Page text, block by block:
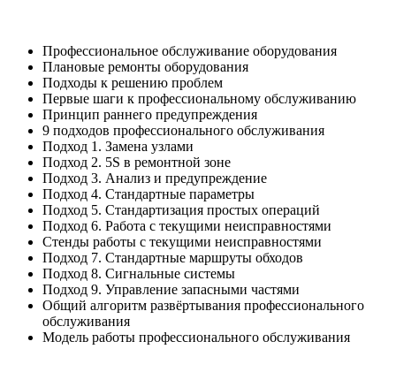
Профессиональное обслуживание оборудования
Плановые ремонты оборудования
Подходы к решению проблем
Первые шаги к профессиональному обслуживанию
Принцип раннего предупреждения
9 подходов профессионального обслуживания
Подход 1. Замена узлами
Подход 2. 5S в ремонтной зоне
Подход 3. Анализ и предупреждение
Подход 4. Стандартные параметры
Подход 5. Стандартизация простых операций
Подход 6. Работа с текущими неисправностями
Стенды работы с текущими неисправностями
Подход 7. Стандартные маршруты обходов
Подход 8. Сигнальные системы
Подход 9. Управление запасными частями
Общий алгоритм развёртывания профессионального
обслуживания
Модель работы профессионального обслуживания